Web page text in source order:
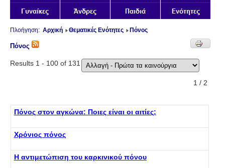
Πλοήγηση: Αρχική Θεματικές Ενότητες Πόνος
Πόνος
Results 1 - 100 of 131
1 / 2
Πόνος στον αγκώνα: Ποιες είναι οι αιτίες;
Χρόνιος πόνος
Η αντιμετώπιση του καρκινικού πόνου